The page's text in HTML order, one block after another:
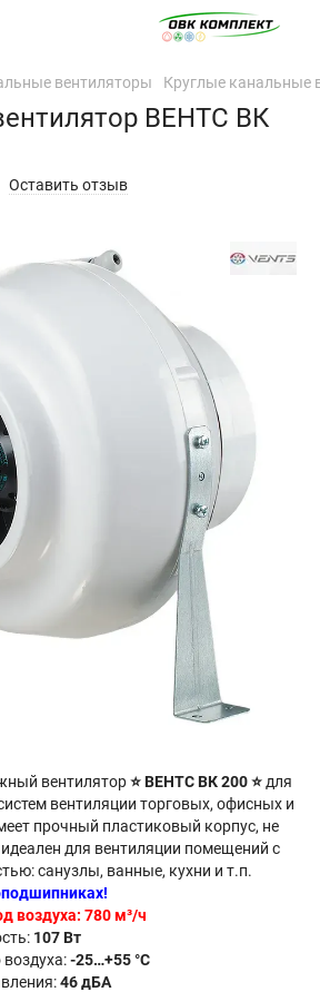
вентиляторы Круглые канальные
ВЕНТС ВК
Оставить отзыв
вентилятор⭐ ВЕНТС ВК 200 ⭐ для
вентиляции торговых, офисных и
прочный пластиковый корпус, не
для вентиляции помещений с
санузлы, ванные, кухни и т.п.
воздуха: 780 м³/ч
107 Вт
-25…+55 °C
46 дБA